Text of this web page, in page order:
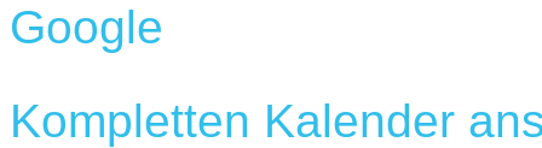
Google
Kompletten Kalender